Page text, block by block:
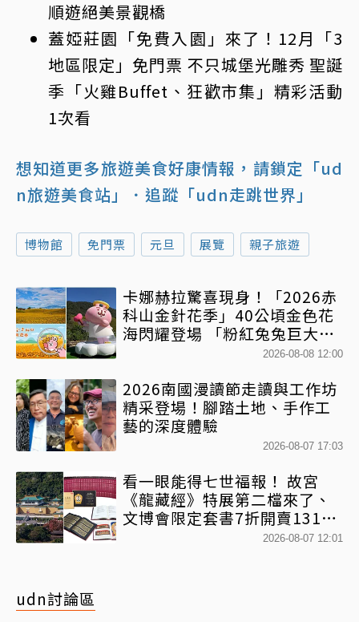
順遊絕美景觀橋
蓋婭莊園「免費入園」來了！12月「3
地區限定」免門票 不只城堡光雕秀 聖誕
季「火雞Buffet、狂歡市集」精彩活動
1次看
想知道更多旅遊美食好康情報，請鎖定「ud
n旅遊美食站」
．追蹤「udn走跳世界」
博物館 免門票 元旦 展覽 親子旅遊
卡娜赫拉驚喜現身！「2026赤
科山金針花季」40公頃金色花
海閃耀登場 「粉紅兔兔巨大氣
球+超狂500樂遊券」快追
2026-08-08 12:00
2026南國漫讀節走讀與工作坊
精采登場！腳踏土地、手作工
藝的深度體驗
2026-08-07 17:03
看一眼能得七世福報！ 故宮
《龍藏經》特展第二檔來了、
文博會限定套書7折開賣131萬
網驚：貧窮限制想像2026-08-07 12:01
udn討論區